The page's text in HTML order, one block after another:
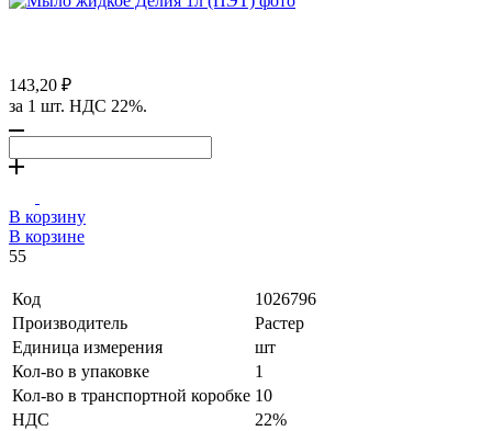
143,20 ₽
за 1 шт. НДС 22%.
В корзину
В корзине
55
Код
1026796
Производитель
Растер
Единица измерения
шт
Кол-во в упаковке
1
Кол-во в транспортной коробке 10
НДС
22%